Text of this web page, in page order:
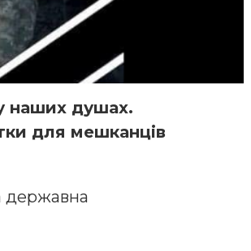
наших душах.
для мешканців
державна